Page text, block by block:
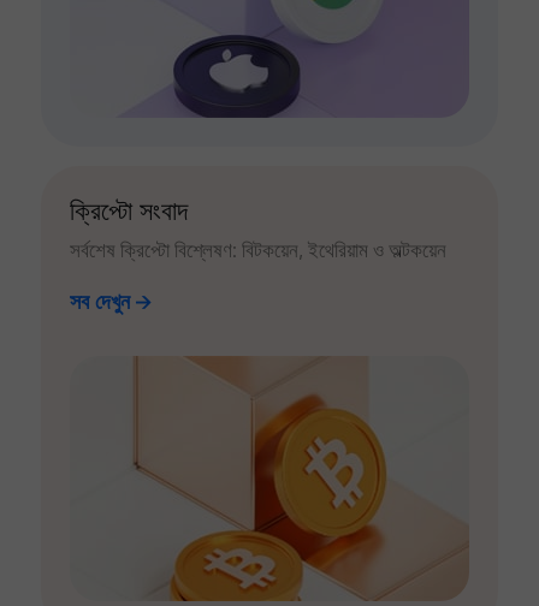
ক্রিপ্টো সংবাদ
সর্বশেষ ক্রিপ্টো বিশ্লেষণ: বিটকয়েন, ইথেরিয়াম ও অল্টকয়েন
সব দেখুন